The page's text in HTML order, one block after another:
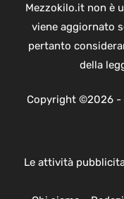
Mezzokilo.it non è
viene aggiornato
pertanto
della
Copyright ©2026
Le attività